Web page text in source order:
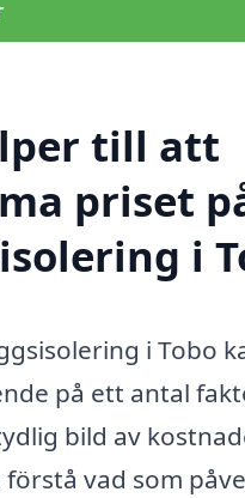
till att
priset
i
i Tobo
på ett antal
bild av
vad som